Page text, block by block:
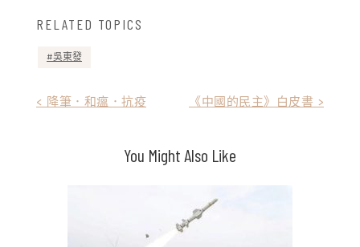
RELATED TOPICS
吳東發
< 降筆．和瘟．抗疫 《中國的民主》白皮書 >
You Might Also Like